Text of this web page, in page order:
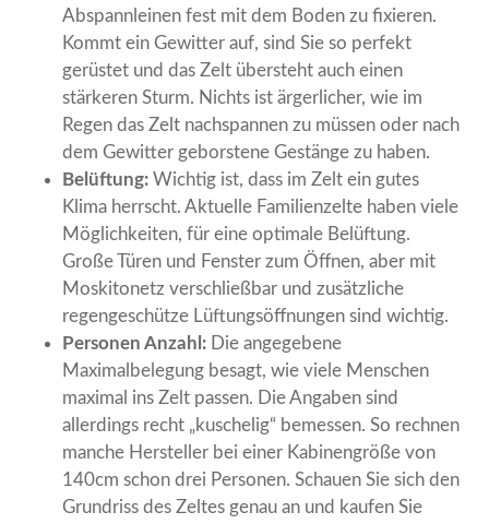
Abspannleinen fest mit dem Boden zu fixieren.
Kommt ein Gewitter auf, sind Sie so perfekt
gerüstet und das Zelt übersteht auch einen
stärkeren Sturm. Nichts ist ärgerlicher, wie im
Regen das Zelt nachspannen zu müssen oder nach
dem Gewitter geborstene Gestänge zu haben.
Belüftung: Wichtig ist, dass im Zelt ein gutes
Klima herrscht. Aktuelle Familienzelte haben viele
Möglichkeiten, für eine optimale Belüftung.
Große Türen und Fenster zum Öffnen, aber mit
Moskitonetz verschließbar und zusätzliche
regengeschütze Lüftungsöffnungen sind wichtig.
Personen Anzahl: Die angegebene
Maximalbelegung besagt, wie viele Menschen
maximal ins Zelt passen. Die Angaben sind
allerdings recht „kuschelig“ bemessen. So rechnen
manche Hersteller bei einer Kabinengröße von
140cm schon drei Personen. Schauen Sie sich den
Grundriss des Zeltes genau an und kaufen Sie